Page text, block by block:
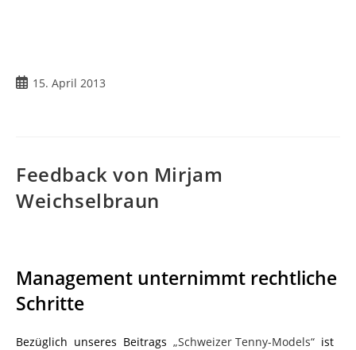
Beitrag15. April 2013
Feedback von Mirjam
Weichselbraun
Management unternimmt rechtliche
Schritte
Bezüglich unseres Beitrags „Schweizer Tenny-Models“ ist